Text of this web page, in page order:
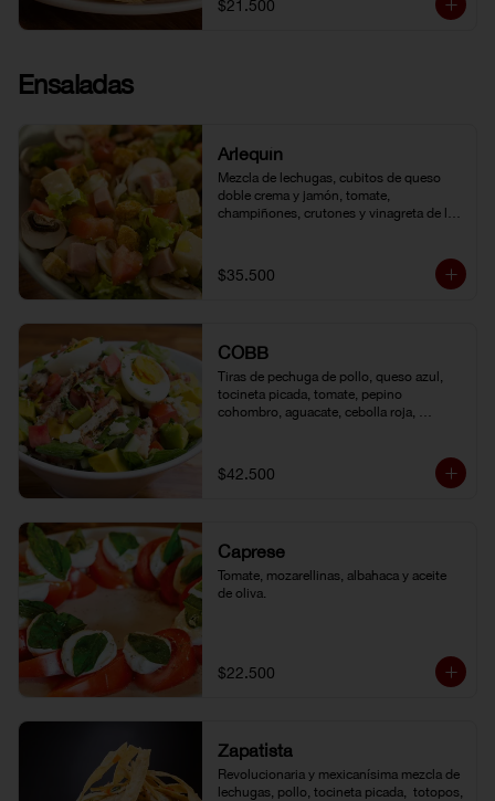
$21.500
Ensaladas
Arlequín
Mezcla de lechugas, cubitos de queso
doble crema y jamón, tomate,
champiñones, crutones y vinagreta de la
$35.500
COBB
Tiras de pechuga de pollo, queso azul,
tocineta picada, tomate, pepino
cohombro, aguacate, cebolla roja,
$42.500
Caprese
Tomate, mozarellinas, albahaca y aceite
de oliva.
$22.500
Zapatista
Revolucionaria y mexicanísima mezcla de
lechugas, pollo, tocineta picada,  totopos,